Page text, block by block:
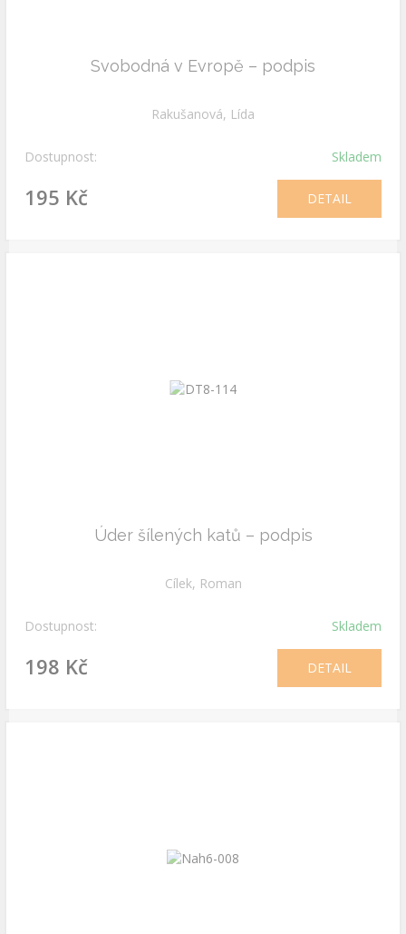
Svobodná v Evropě – podpis
Rakušanová, Lída
Dostupnost: Skladem
195 Kč DETAIL
Úder šílených katů – podpis
Cílek, Roman
Dostupnost: Skladem
198 Kč DETAIL